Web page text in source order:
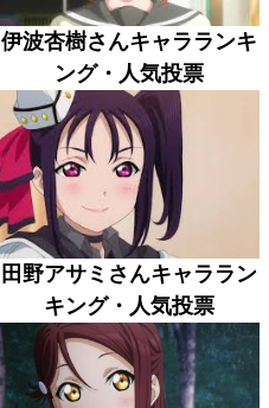
伊波杏樹さんキャラランキ
ング・人気投票
田野アサミさんキャララン
キング・人気投票